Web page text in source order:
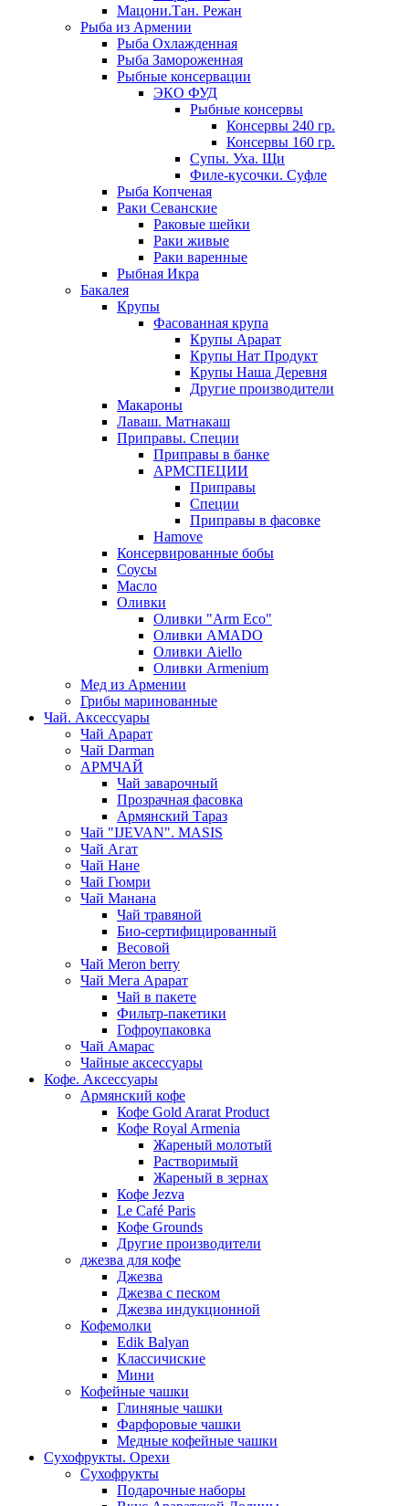
Мацони.Тан. Режан
Рыба из Армении
Рыба Охлажденная
Рыба Замороженная
Рыбные консервации
ЭКО ФУД
Рыбные консервы
Консервы 240 гр.
Консервы 160 гр.
Супы. Уха. Щи
Филе-кусочки. Суфле
Рыба Копченая
Раки Севанские
Раковые шейки
Раки живые
Раки варенные
Рыбная Икра
Бакалея
Крупы
Фасованная крупа
Крупы Арарат
Крупы Нат Продукт
Крупы Наша Деревня
Другие производители
Макароны
Лаваш. Матнакаш
Приправы. Специи
Приправы в банке
АРМСПЕЦИИ
Приправы
Специи
Приправы в фасовке
Hamove
Консервированные бобы
Соусы
Масло
Оливки
Оливки "Arm Eco"
Оливки AMADO
Оливки Aiello
Оливки Armenium
Мед из Армении
Грибы маринованные
Чай. Аксессуары
Чай Арарат
Чай Darman
АРМЧАЙ
Чай заварочный
Прозрачная фасовка
Армянский Тараз
Чай "IJEVAN". MASIS
Чай Агат
Чай Нане
Чай Гюмри
Чай Манана
Чай травяной
Био-сертифицированный
Весовой
Чай Meron berry
Чай Мега Арарат
Чай в пакете
Фильтр-пакетики
Гофроупаковка
Чай Амарас
Чайные аксессуары
Кофе. Аксессуары
Армянский кофе
Кофе Gold Ararat Product
Кофе Royal Armenia
Жареный молотый
Растворимый
Жареный в зернах
Кофе Jezva
Le Café Paris
Кофе Grounds
Другие производители
джезва для кофе
Джезва
Джезва с песком
Джезва индукционной
Кофемолки
Edik Balyan
Классичиские
Мини
Кофейные чашки
Глиняные чашки
Фарфоровые чашки
Медные кофейные чашки
Сухофрукты. Орехи
Сухофрукты
Подарочные наборы